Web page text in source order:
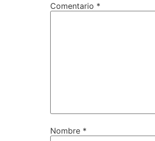
Comentario *
Nombre *